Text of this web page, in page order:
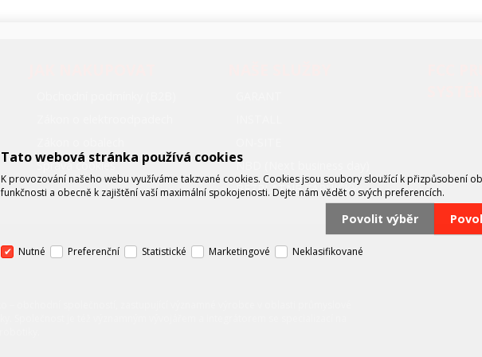
Správa cookies
NBD (Next business day)
BEZPLATNÉ ZÁPŮJČKY
Tato webová stránka používá cookies
K provozování našeho webu využíváme takzvané cookies. Cookies jsou soubory sloužící k přizpůsobení
funkčnosti a obecně k zajištění vaší maximální spokojenosti. Dejte nám vědět o svých preferencích.
Povolit výběr
Nutné Preferenční Statistické Marketingové Neklasifikované